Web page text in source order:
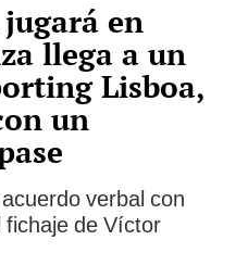
en
llega a un
Lisboa,
un
verbal con
de Víctor